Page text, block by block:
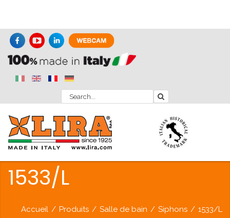
1533/L
Accueil / Produits / Salle de bain / Siphons / 1533/L